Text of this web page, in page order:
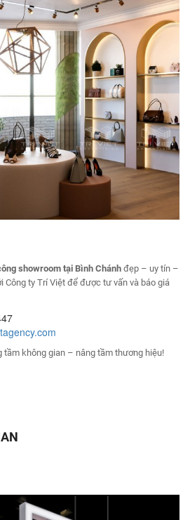
showroom tại Bình Chánh đẹp – uy tín –
Công ty Trí Việt để được tư vấn và báo giá
tầm không gian – nâng tầm thương hiệu!